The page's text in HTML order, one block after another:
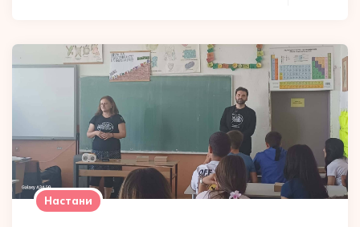
Настани